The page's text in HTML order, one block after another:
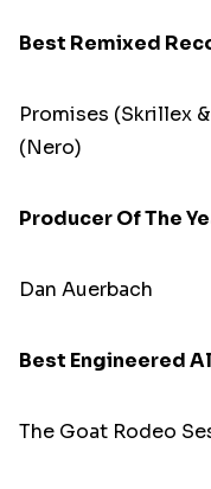
Best Remixed
Promises (Skrillex
(Nero)
Producer Of The
Dan Auerbach
Best Engineered
The Goat Rodeo